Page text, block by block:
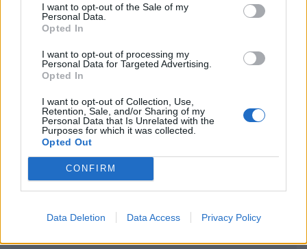
I want to opt-out of the Sale of my
Personal Data.
Opted In
I want to opt-out of processing my
Personal Data for Targeted Advertising.
Opted In
I want to opt-out of Collection, Use,
Retention, Sale, and/or Sharing of my
Personal Data that Is Unrelated with the
Purposes for which it was collected.
Opted Out
CONFIRM
Data Deletion Data Access Privacy Policy
KEDVES OLVASÓNK!
A keresett cikk a portfolio.hu hírarchívumához
tartozik, melynek olvasása előfizetéses
regisztrációhoz kötött.
Az előfizetés a következőket tartalmazza:
Portfolio.hu teljes cikkarchívum
Kötéslisták: BÉT elmúlt 2 év napon belüli
kötéslistái
Előfizetés